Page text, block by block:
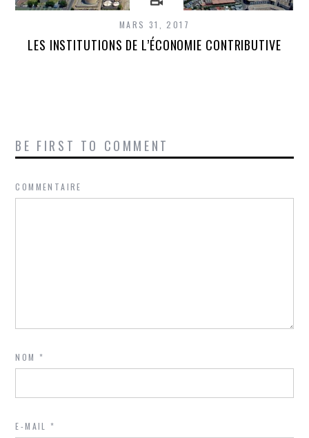
MARS 31, 2017
LES INSTITUTIONS DE L’ÉCONOMIE CONTRIBUTIVE
BE FIRST TO COMMENT
COMMENTAIRE
NOM*
E-MAIL*